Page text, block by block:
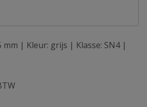
mm | Kleur: grijs | Klasse: SN4 |